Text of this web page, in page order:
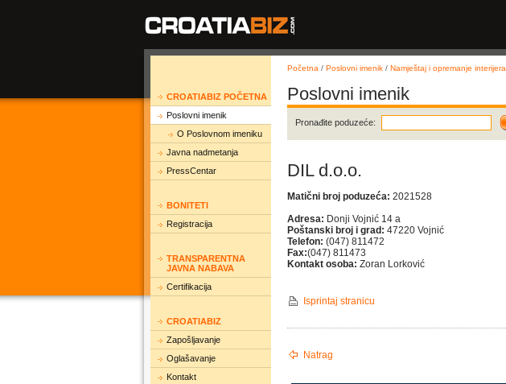
CROATIABIZ POČETNA
Poslovni imenik
O Poslovnom imeniku
Javna nadmetanja
PressCentar
BONITETI
Registracija
TRANSPARENTNA
JAVNA NABAVA
Certifikacija
CROATIABIZ
Zapošljavanje
Oglašavanje
Kontakt
Početna / Poslovni imenik / Namještaj i opremanje interijera
Poslovni imenik
Pronađite poduzeće:
DIL d.o.o.
Matični broj poduzeća: 2021528
Adresa: Donji Vojnić 14 a
Poštanski broj i grad: 47220 Vojnić
Telefon: (047) 811472
Fax:(047) 811473
Kontakt osoba: Zoran Lorković
Isprintaj stranicu
Natrag